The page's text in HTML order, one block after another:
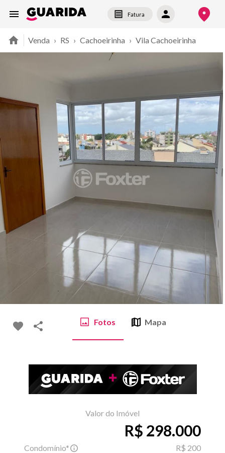
Fatura
Venda › RS › Cachoeirinha › Vila Cachoeirinha
Fotos Mapa
Valor do Imóvel
R$ 298.000
Condomínio*
R$ 200